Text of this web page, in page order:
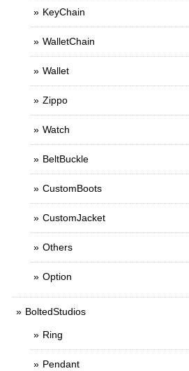
KeyChain
WalletChain
Wallet
Zippo
Watch
BeltBuckle
CustomBoots
CustomJacket
Others
Option
BoltedStudios
Ring
Pendant